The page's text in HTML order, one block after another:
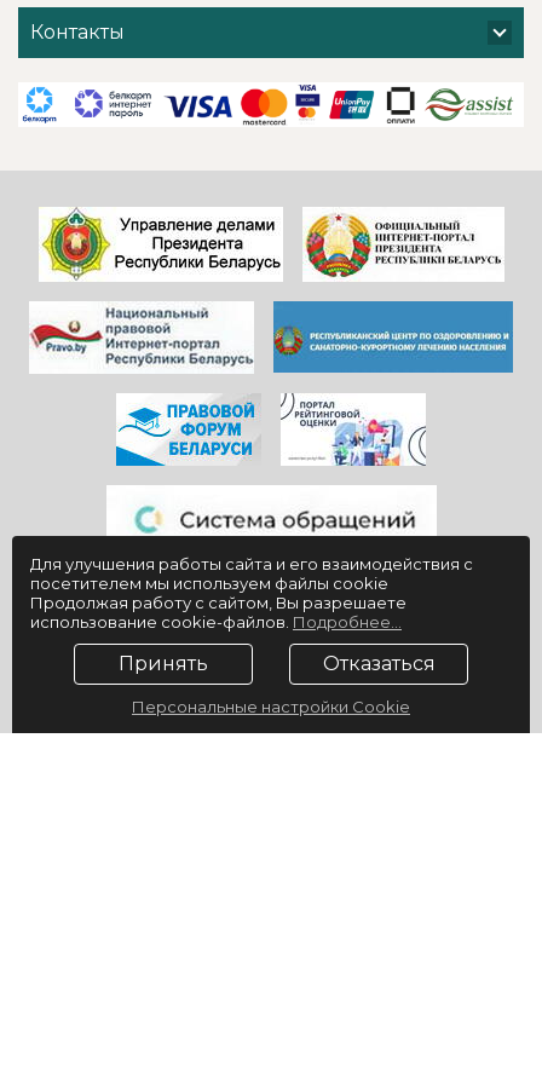
и от себя- прям
низкий поклон
САДОВНИКАМ
видишь, КАК они
Здоровья и
благополучия
всем!
санатория,
сотрудников
ресепшен и
другие службы и
дальнейшего
красивой и вечно
молодой
«Юности».
Контакты
Для улучшения работы сайта и его взаимодействия с
посетителем мы используем файлы cookie
Продолжая работу с сайтом, Вы разрешаете
использование cookie-файлов. Подробнее...
Принять Отказаться
Персональные настройки Cookie